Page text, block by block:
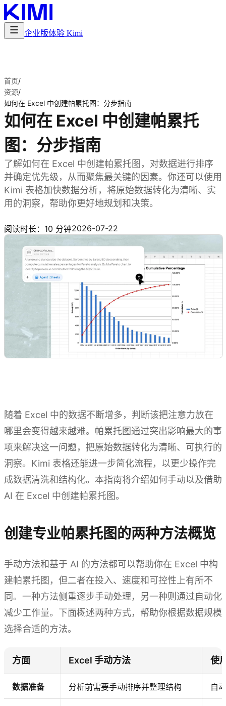
企业版体验 Kimi
首页/
资源/
如何在 Excel 中创建帕累托图：分步指南
如何在 Excel 中创建帕累托
图：分步指南
了解如何在 Excel 中创建帕累托图，对数据进行排序
并确定优先级，从而聚焦最关键的因素。你还可以使用
Kimi 表格加快数据分析，将原始数据转化为清晰、实
用的洞察，帮助你更好地规划和决策。
阅读时长：10 分钟2026-07-22
随着 Excel 中的数据不断增多，判断该把注意力放在
哪里会变得越来越难。帕累托图通过突出影响最大的事
项来解决这一问题，把原始数据转化为清晰、可执行的
洞察。Kimi 表格还能进一步简化流程，以更少操作完
成数据清洗和结构化。本指南将介绍如何手动以及借助
AI 在 Excel 中创建帕累托图。
创建专业帕累托图的两种方法概览
手动方法和基于 AI 的方法都可以帮助你在 Excel 中构
建帕累托图，但二者在投入、速度和可控性上有所不
同。一种方法侧重逐步手动处理，另一种则通过自动化
减少工作量。下面概述两种方式，帮助你根据数据规模
选择合适的方法。
方面 Excel 手动方法 使
数据准备 分析前需要手动排序并整理结构 自